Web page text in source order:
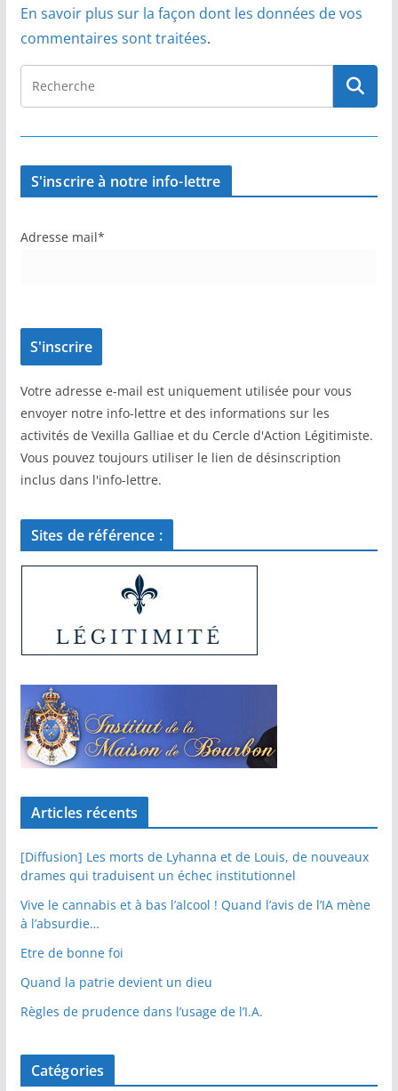
En savoir plus sur la façon dont les données de vos
commentaires sont traitées.
S'inscrire à notre info-lettre
Adresse mail*
Votre adresse e-mail est uniquement utilisée pour vous
envoyer notre info-lettre et des informations sur les
activités de Vexilla Galliae et du Cercle d'Action Légitimiste.
Vous pouvez toujours utiliser le lien de désinscription
inclus dans l'info-lettre.
Sites de référence :
Articles récents
[Diffusion] Les morts de Lyhanna et de Louis, de nouveaux
drames qui traduisent un échec institutionnel
Vive le cannabis et à bas l’alcool ! Quand l’avis de l’IA mène
à l’absurdie…
Etre de bonne foi
Quand la patrie devient un dieu
Règles de prudence dans l’usage de l’I.A.
Catégories